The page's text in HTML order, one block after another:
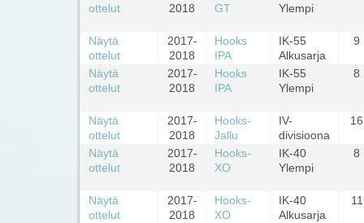
ottelut
2018
GT
Ylempi
Näytä
ottelut
2017-
2018
Hooks
IPA
IK-55
Alkusarja
9
Näytä
ottelut
2017-
2018
Hooks
IPA
IK-55
Ylempi
8
Näytä
ottelut
2017-
2018
Hooks-
Jallu
IV-
divisioona
16
Näytä
ottelut
2017-
2018
Hooks-
XO
IK-40
Ylempi
8
Näytä
ottelut
2017-
2018
Hooks-
XO
IK-40
Alkusarja
11